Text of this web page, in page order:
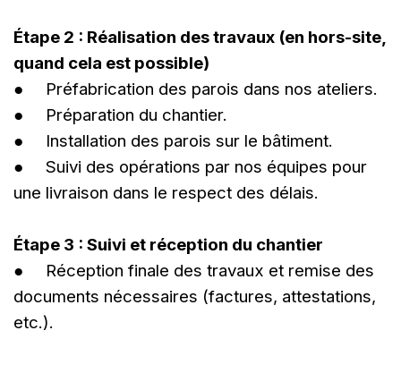
Étape 2 : Réalisation des travaux (en hors-site,
quand cela est possible)
● Préfabrication des parois dans nos ateliers.
● Préparation du chantier.
● Installation des parois sur le bâtiment.
● Suivi des opérations par nos équipes pour
une livraison dans le respect des délais.
Étape 3 : Suivi et réception du chantier
● Réception finale des travaux et remise des
documents nécessaires (factures, attestations,
etc.).